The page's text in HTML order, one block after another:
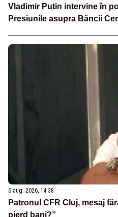
Vladimir Putin intervine în
Presiunile asupra Băncii
6 aug. 2026, 14:38
Patronul CFR Cluj, mesaj
pierd bani?”